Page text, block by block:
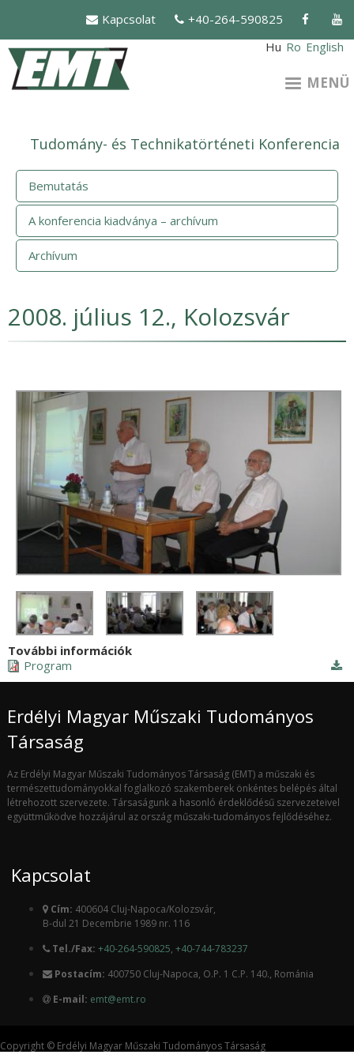
tartalomra
Kapcsolat
+40-264-590825
Hu Ro English
MENÜ
Tudomány- és Technikatörténeti Konferencia
Bemutatás
A konferencia kiadványa – archívum
Archívum
2008. július 12., Kolozsvár
További információk
Program
Erdélyi Magyar Műszaki Tudományos
Társaság
Az Erdélyi Magyar Műszaki Tudományos Társaság (EMT) a műszaki és
természettudományokkal foglalkozó szakemberek önkéntes belépés által
létrehozott szervezete. Társaságunk a hasonló érdeklődésű szervezeteivel
együttműködve hozzájárul az ország műszaki-tudományos fejlődéséhez.
Kapcsolat
Cím: 400604 Cluj-Napoca/Kolozsvár,
B-dul 21 Decembrie 1989 nr. 116
Tel./Fax: +40-264-590825, +40-744-783237
Postacím: 400750 Cluj-Napoca, O.P. 1 C.P. 140., Románia
E-mail: emt@emt.ro
Copyright © Erdélyi Magyar Műszaki Tudományos Társaság